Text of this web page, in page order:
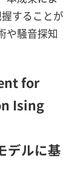
することが
や騒音探知
for
Ising
デルに基